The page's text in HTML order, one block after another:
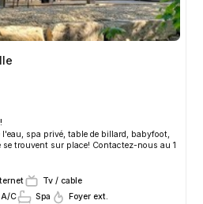
l'eau, spa privé, table de billard, babyfoot,
trouvent sur place! Contactez-nous au 1
Tv / cable
A/C Spa Foyer ext.